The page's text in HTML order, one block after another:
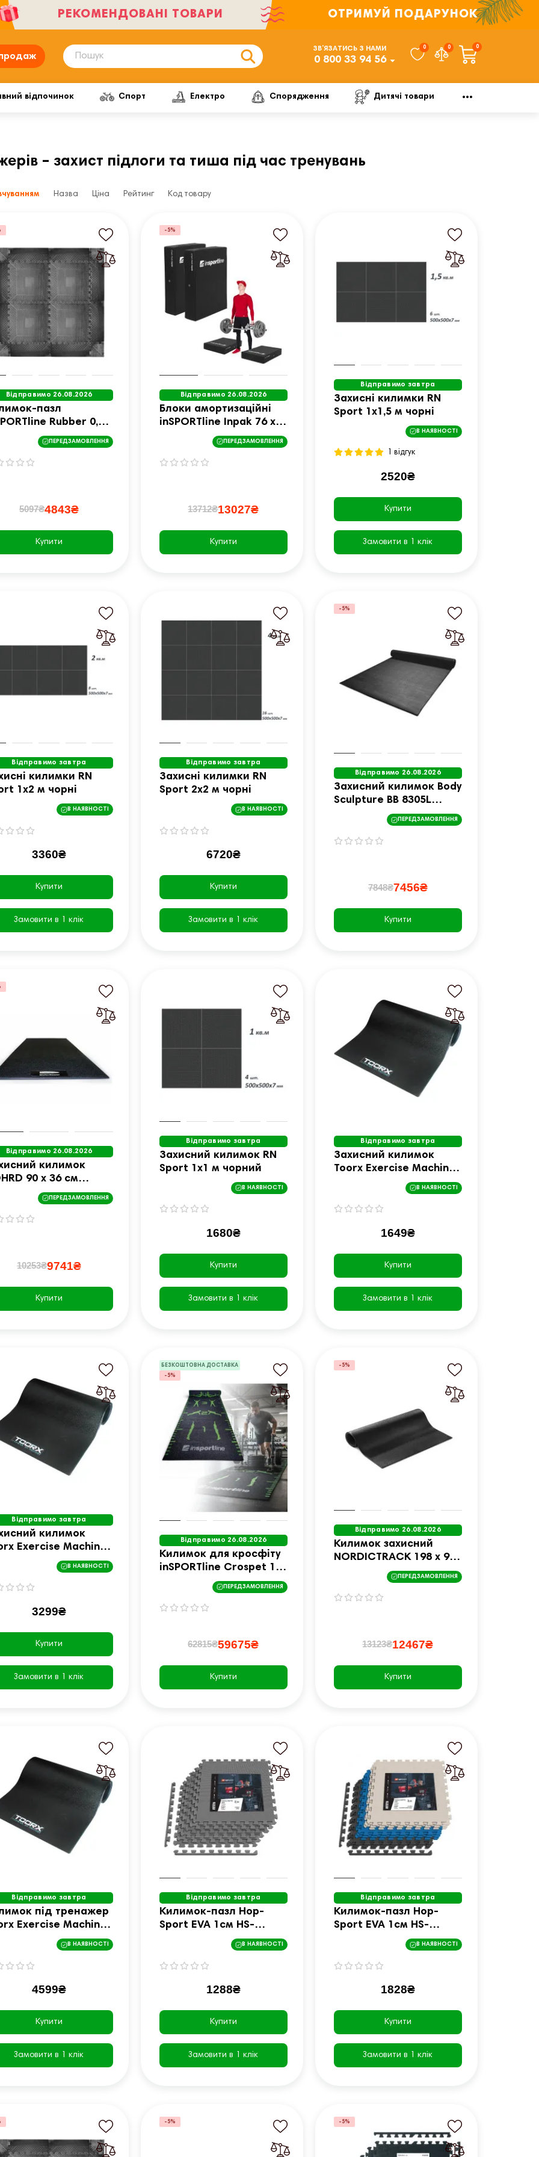
РЕКОМЕНДОВАНІ ТОВАРИ ОТРИМУЙ ПОДАРУНОК
ЗВ’ЯЗАТИСЬ З НАМИ
0 800 33 94 56
0 0 0
відпочинок Спорт Електро Спорядження Дитячі товари
– захист підлоги та тиша під час тренувань
Назва Ціна Рейтинг Код товару
Відправимо 26.08.2026
пазл
Rubber 0,6
ПЕРЕДЗАМОВЛЕННЯ
5097₴4843₴
Купити
-5%
Відправимо 26.08.2026
Блоки амортизаційні
inSPORTline Inpak 76 x
61 x 15 см, 2 шт.
ПЕРЕДЗАМОВЛЕННЯ
13712₴13027₴
Купити
Відправимо завтра
Захисні килимки RN
Sport 1х1,5 м чорні
В НАЯВНОСТІ
1 відгук
2520₴
Купити
Замовити в 1 клік
Відправимо завтра
килимки RN
1х2 м чорні
В НАЯВНОСТІ
3360₴
Купити
Замовити в 1 клік
Відправимо завтра
Захисні килимки RN
Sport 2х2 м чорні
В НАЯВНОСТІ
6720₴
Купити
Замовити в 1 клік
-5%
Відправимо 26.08.2026
Захисний килимок Body
Sculpture BB 8305L
ПЕРЕДЗАМОВЛЕННЯ
7848₴7456₴
Купити
Відправимо 26.08.2026
килимок
90 x 36 см
ПЕРЕДЗАМОВЛЕННЯ
10253₴9741₴
Купити
Відправимо завтра
Захисний килимок RN
Sport 1х1 м чорний
В НАЯВНОСТІ
1680₴
Купити
Замовити в 1 клік
Відправимо завтра
Захисний килимок
Toorx Exercise Machines
Mat 120 x 80 см (MAT-
В НАЯВНОСТІ
1649₴
Купити
Замовити в 1 клік
Відправимо завтра
килимок
Exercise Machines
180 x 90 см (MAT-
В НАЯВНОСТІ
3299₴
Купити
Замовити в 1 клік
БЕЗКОШТОВНА ДОСТАВКА
-5%
Відправимо 26.08.2026
Килимок для кросфіту
inSPORTline Crospet 10
ПЕРЕДЗАМОВЛЕННЯ
62815₴59675₴
Купити
-5%
Відправимо 26.08.2026
Килимок захисний
NORDICTRACK 198 х 98
х 0,6 см, чорний
ПЕРЕДЗАМОВЛЕННЯ
13123₴12467₴
Купити
Відправимо завтра
під тренажер
Exercise Machines
200 x 100 x 0,9 cm
В НАЯВНОСТІ
4599₴
Купити
Замовити в 1 клік
Відправимо завтра
Килимок-пазл Hop-
Sport EVA 1см HS-
A010PM - 6 частин
В НАЯВНОСТІ
1288₴
Купити
Замовити в 1 клік
Відправимо завтра
Килимок-пазл Hop-
Sport EVA 1см HS-
A010PM - 9 частин
різнокольоровий
В НАЯВНОСТІ
1828₴
Купити
Замовити в 1 клік
-5% -5%